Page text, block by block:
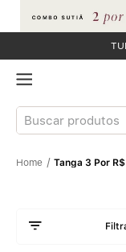
Buscar produtos
Tanga 3 Por
TERMOS